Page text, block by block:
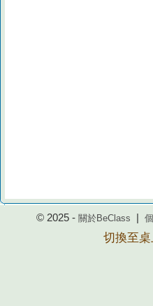
© 2025 - 關於BeClass
切換至